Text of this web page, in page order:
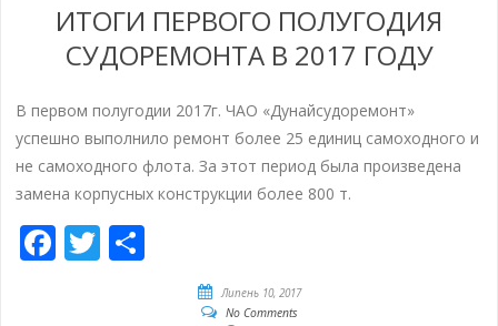
ИТОГИ ПЕРВОГО ПОЛУГОДИЯ
СУДОРЕМОНТА В 2017 ГОДУ
В первом полугодии 2017г. ЧАО «Дунайсудоремонт»
успешно выполнило ремонт более 25 единиц самоходного и
не самоходного флота. За этот период была произведена
замена корпусных конструкции более 800 т.
Facebook
Twitter
Липень 10, 2017
No Comments